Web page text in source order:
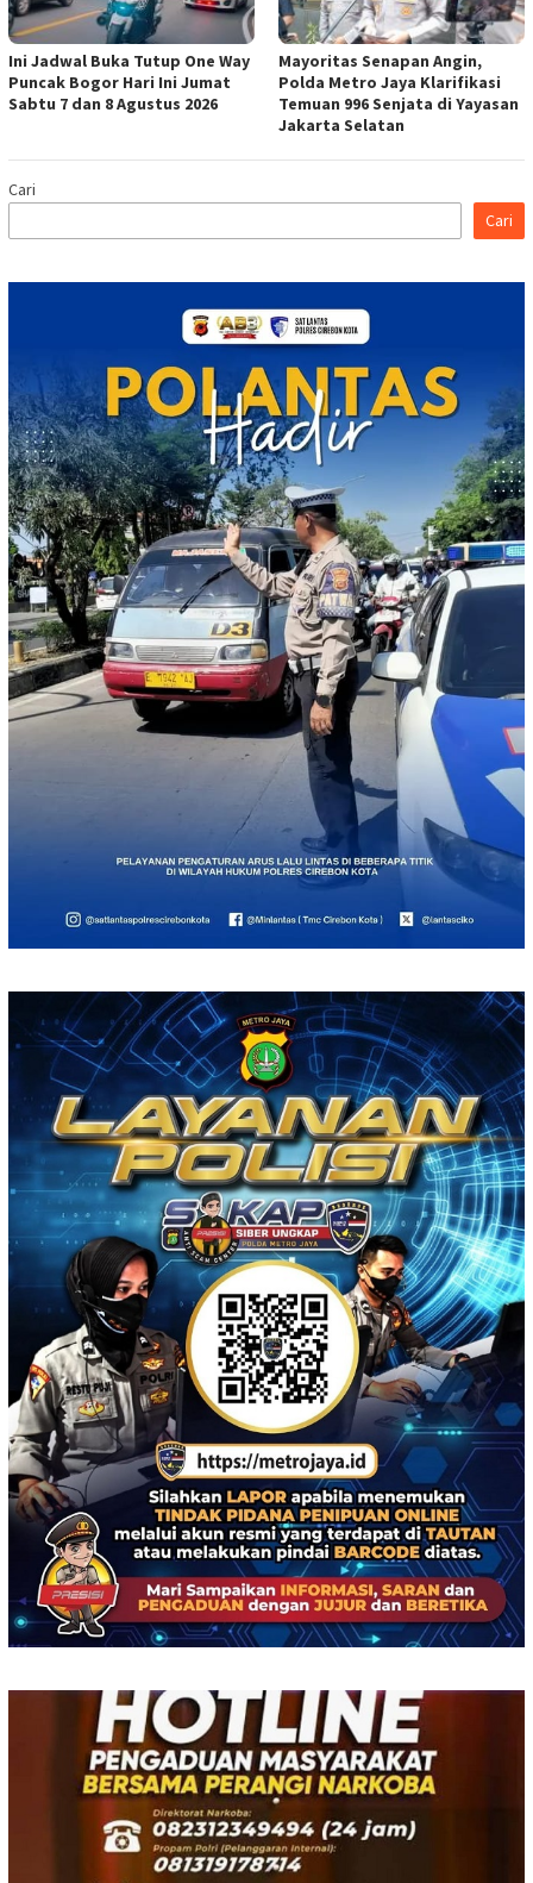
Ini Jadwal Buka Tutup One Way
Puncak Bogor Hari Ini Jumat
Sabtu 7 dan 8 Agustus 2026
Mayoritas Senapan Angin,
Polda Metro Jaya Klarifikasi
Temuan 996 Senjata di Yayasan
Jakarta Selatan
Cari
Cari